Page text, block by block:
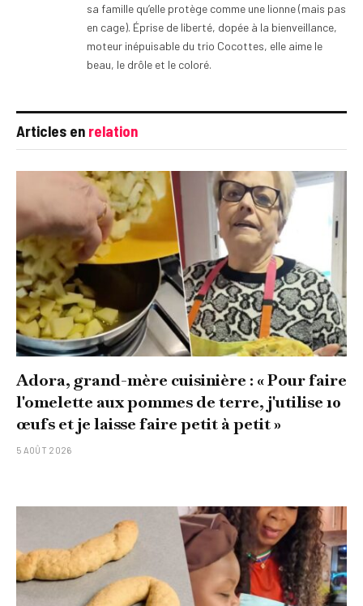
sa famille qu’elle protège comme une lionne (mais pas
en cage). Éprise de liberté, dopée à la bienveillance,
moteur inépuisable du trio Cocottes, elle aime le
beau, le drôle et le coloré.
Articles en relation
Adora, grand-mère cuisinière : « Pour faire
l'omelette aux pommes de terre, j'utilise 10
œufs et je laisse faire petit à petit »
5 AOÛT 2026